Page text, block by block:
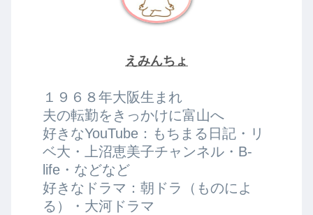
えみんちょ
１９６８年大阪生まれ
夫の転勤をきっかけに富山へ
好きなYouTube：もちまる日記・リ
ベ大・上沼恵美子チャンネル・B-
life・などなど
好きなドラマ：朝ドラ（ものによ
る）・大河ドラマ